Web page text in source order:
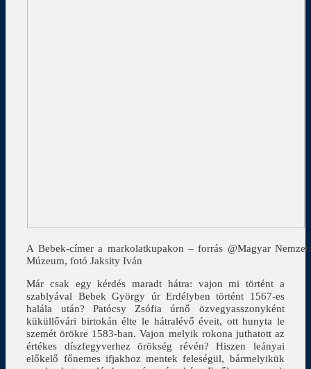
A Bebek-címer a markolatkupakon – forrás @Magyar Nemzeti
Múzeum, fotó Jaksity Iván
Már csak egy kérdés maradt hátra: vajon mi történt a
szablyával Bebek György úr Erdélyben történt 1567-es
halála után? Patócsy Zsófia úrnő özvegyasszonyként
küküllővári birtokán élte le hátralévő éveit, ott hunyta le
szemét örökre 1583-ban. Vajon melyik rokona juthatott az
értékes díszfegyverhez örökség révén? Hiszen leányai
előkelő főnemes ifjakhoz mentek feleségül, bármelyikük